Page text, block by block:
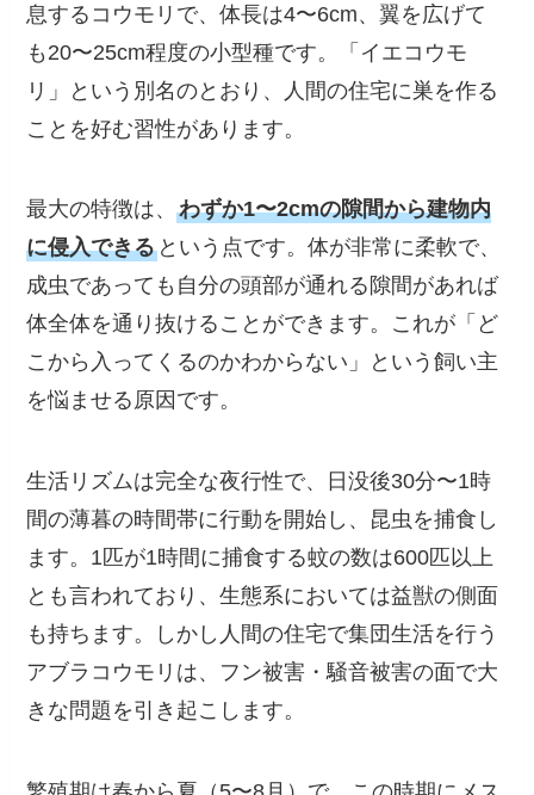
息するコウモリで、体長は4〜6cm、翼を広げて
も20〜25cm程度の小型種です。「イエコウモ
リ」という別名のとおり、人間の住宅に巣を作る
ことを好む習性があります。
最大の特徴は、わずか1〜2cmの隙間から建物内
に侵入できる という点です。体が非常に柔軟で、
成虫であっても自分の頭部が通れる隙間があれば
体全体を通り抜けることができます。これが「ど
こから入ってくるのかわからない」という飼い主
を悩ませる原因です。
生活リズムは完全な夜行性で、日没後30分〜1時
間の薄暮の時間帯に行動を開始し、昆虫を捕食し
ます。1匹が1時間に捕食する蚊の数は600匹以上
とも言われており、生態系においては益獣の側面
も持ちます。しかし人間の住宅で集団生活を行う
アブラコウモリは、フン被害・騒音被害の面で大
きな問題を引き起こします。